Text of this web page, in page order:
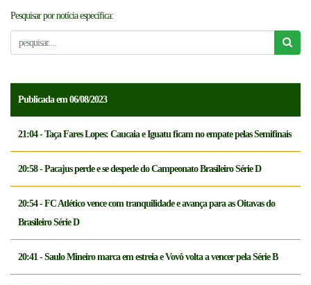
NOTICÍAS
CREDENCIAMENTO
Pesquisar por notícia específica:
Publicada em 06/08/2023
21:04 - Taça Fares Lopes: Caucaia e Iguatu ficam no empate pelas Semifinais
20:58 - Pacajus perde e se despede do Campeonato Brasileiro Série D
20:54 - FC Atlético vence com tranquilidade e avança para as Oitavas do
Brasileiro Série D
20:41 - Saulo Mineiro marca em estreia e Vovô volta a vencer pela Série B